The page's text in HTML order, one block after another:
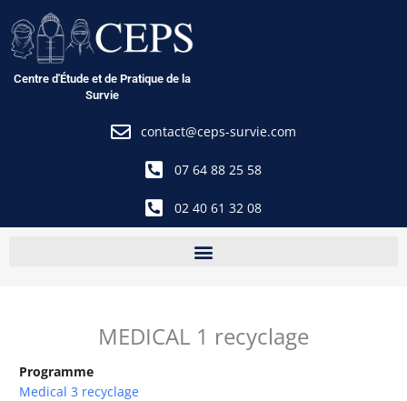
au
contenu
Centre d'Étude et de Pratique de la
Survie
contact@ceps-survie.com
07 64 88 25 58
02 40 61 32 08
MEDICAL 1 recyclage
Programme
Medical 3 recyclage